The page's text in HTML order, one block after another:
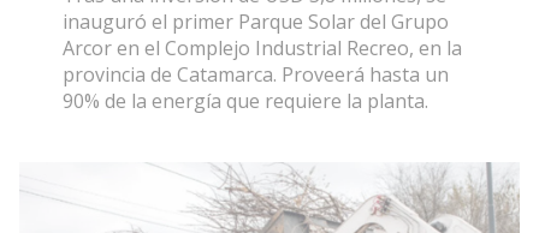
inauguró el primer Parque Solar del Grupo
Arcor en el Complejo Industrial Recreo, en la
provincia de Catamarca. Proveerá hasta un
90% de la energía que requiere la planta.